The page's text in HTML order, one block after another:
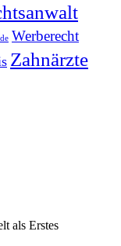
Werberecht
Zahnärzte
als Erstes